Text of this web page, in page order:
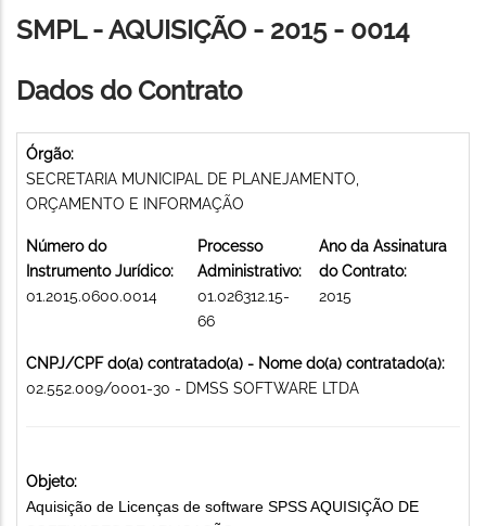
de
SMPL - AQUISIÇÃO - 2015 - 0014
Dados do Contrato
Órgão:
SECRETARIA MUNICIPAL DE PLANEJAMENTO,
ORÇAMENTO E INFORMAÇÃO
Número do
Instrumento Jurídico:
01.2015.0600.0014
Processo
Administrativo:
01.026312.15-
66
Ano da Assinatura
do Contrato:
2015
CNPJ/CPF do(a) contratado(a) - Nome do(a) contratado(a):
02.552.009/0001-30 - DMSS SOFTWARE LTDA
Objeto:
Aquisição de Licenças de software SPSS AQUISIÇÃO DE